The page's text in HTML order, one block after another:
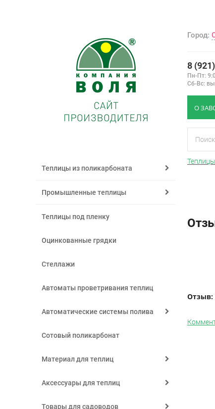
Город:
8
Пн-Пт:
Сб-Вс:
О
Теплицы из поликарбоната
Промышленные теплицы
Теплицы под пленку
Оцинкованные грядки
Стеллажи
Автоматы проветривания теплиц
Автоматические системы полива
Сотовый поликарбонат
Материал для теплиц
Аксессуары для теплиц
Товары для садоводов
Теплицы
Отзыв: